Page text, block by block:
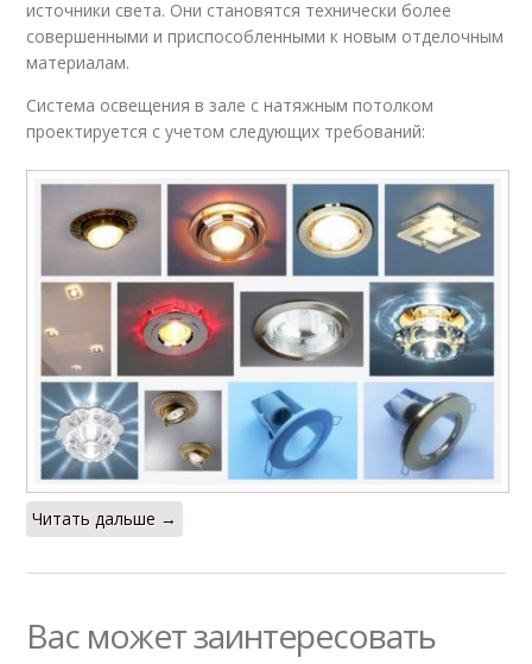
источники света. Они становятся технически более
совершенными и приспособленными к новым отделочным
материалам.
Система освещения в зале с натяжным потолком
проектируется с учетом следующих требований:
Читать дальше →
Вас может заинтересовать